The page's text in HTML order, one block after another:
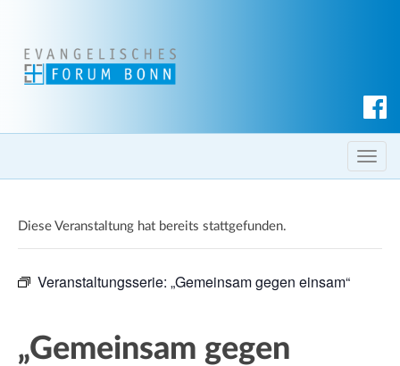
c
h T
o
l
Diese Veranstaltung hat bereits stattgefunden.
Veranstaltungsserie: „Gemeinsam gegen einsam“
„Gemeinsam gegen